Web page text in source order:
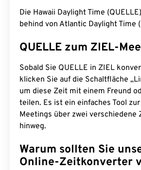
Die Hawaii Daylight Time
behind von Atlantic Daylight Time
QUELLE zum ZIEL-
Sobald Sie QUELLE in ZIEL
klicken Sie auf die Schaltfläche
um diese Zeit mit einem Freund
teilen. Es ist ein einfaches Tool
Meetings über zwei verschiedene
hinweg.
Warum sollten Sie
Online-Zeitkonverter